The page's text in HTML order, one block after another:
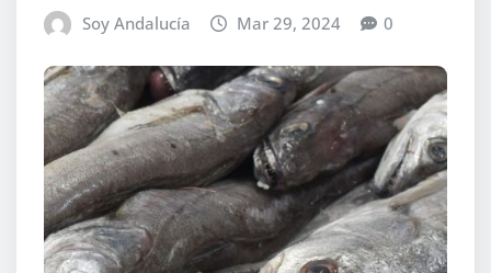
Soy Andalucía Mar 29, 2024 0